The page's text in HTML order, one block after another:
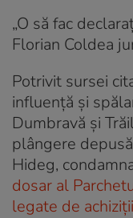
„O să fac
Florian Coldea
Potrivit sursei
influență și
Dumbravă și
plângere
Hideg,
dosar al
legate de